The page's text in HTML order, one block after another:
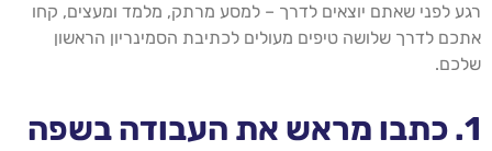
רגע לפני שאתם יוצאים לדרך – למסע מרתק, מלמד ומעצים, קחו
אתכם לדרך שלושה טיפים מעולים לכתיבת הסמינריון הראשון
שלכם.
1. כתבו מראש את העבודה בשפה